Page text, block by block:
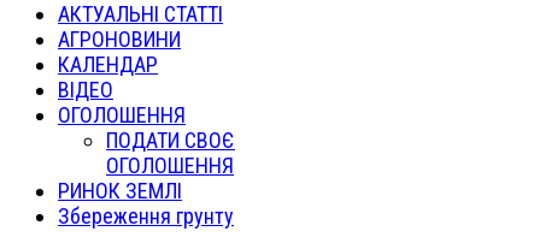
АКТУАЛЬНІ СТАТТІ
АГРОНОВИНИ
КАЛЕНДАР
ВІДЕО
ОГОЛОШЕННЯ
ПОДАТИ СВОЄ
ОГОЛОШЕННЯ
РИНОК ЗЕМЛІ
Збереження грунту